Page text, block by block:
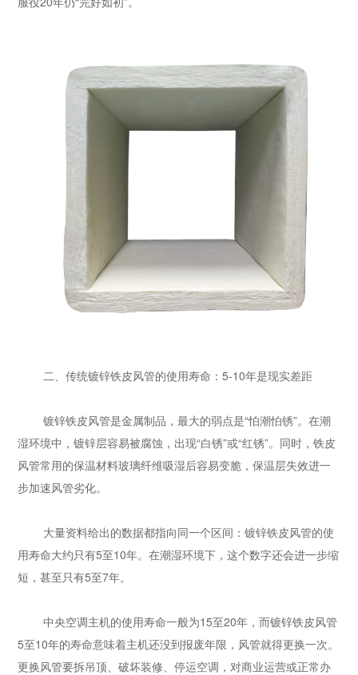
二、传统镀锌铁皮风管的使用寿命：5-10年是现实差距
镀锌铁皮风管是金属制品，最大的弱点是“怕潮怕锈”。在潮
湿环境中，镀锌层容易被腐蚀，出现“白锈”或“红锈”。同时，铁皮
风管常用的保温材料玻璃纤维吸湿后容易变脆，保温层失效进一
步加速风管劣化。
大量资料给出的数据都指向同一个区间：镀锌铁皮风管的使
用寿命大约只有5至10年。在潮湿环境下，这个数字还会进一步缩
短，甚至只有5至7年。
中央空调主机的使用寿命一般为15至20年，而镀锌铁皮风管
5至10年的寿命意味着主机还没到报废年限，风管就得更换一次。
更换风管要拆吊顶、破坏装修、停运空调，对商业运营或正常办